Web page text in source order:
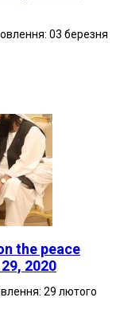
03 березня
the peace
2020
29 лютого